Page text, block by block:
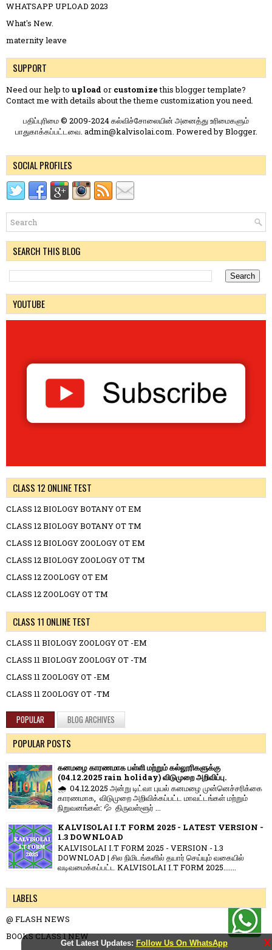
Get Latest Updates: Follow Us On WhatsApp X
WHATSAPP UPLOAD 2023
What's New.
maternity leave
SUPPORT
Need our help to upload or customizethis blogger template?
Contact me with details about the theme customization you need.
பதிப்புரிமை © 2009-2024 கல்விச்சோலையின் அனைத்து உரிமைகளும்
பாதுகாக்கப்பட்டவை. admin@kalvisolai.com. Powered byBlogger.
SOCIAL PROFILES
SEARCH THIS BLOG
YOUTUBE
CLASS 12 ONLINE TEST
CLASS 12 BIOLOGY BOTANY OT EM
CLASS 12 BIOLOGY BOTANY OT TM
CLASS 12 BIOLOGY ZOOLOGY OT EM
CLASS 12 BIOLOGY ZOOLOGY OT TM
CLASS 12 ZOOLOGY OT EM
CLASS 12 ZOOLOGY OT TM
CLASS 11 ONLINE TEST
CLASS 11 BIOLOGY ZOOLOGY OT -EM
CLASS 11 BIOLOGY ZOOLOGY OT -TM
CLASS 11 ZOOLOGY OT -EM
CLASS 11 ZOOLOGY OT -TM
POPULAR BLOG ARCHIVES
POPULAR POSTS
கனமழை காரணமாக பள்ளி மற்றும் கல்லூரிகளுக்கு
(04.12.2025 rain holiday) விடுமுறை அறிவிப்பு.
🌧️ 04.12.2025 அன்று டிட்வா புயல் கனமழை முன்னெச்சரிக்கை
காரணமாக, விடுமுறை அறிவிக்கப்பட்ட மாவட்டங்கள் மற்றும்
நிறுவனங்கள்: 💦 திருவள்ளூர் ...
KALVISOLAI I.T FORM 2025 - LATEST VERSION -
1.3 DOWNLOAD
KALVISOLAI I.T FORM 2025 - VERSION - 1.3
DOWNLOAD | சில நிமிடங்களில் தயார் செய்யும் வகையில்
வடிவமைக்கப்பட்ட KALVISOLAI I.T FORM 2025.......
LABELS
@ FLASH NEWS
BOOKS CLASS 1 NEW